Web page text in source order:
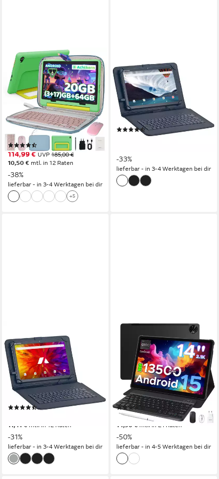
BUFO
10 Zoll Android 16,
24(3+21)GB RAM+64GB,
1280x800 HD IPS, Kinder
Tablet
10 Zoll Bildschirmdiagonale
64 GB Speichergröße
1280x800 px
Bildschirmauflösung
114,99 € UVP 185,00 €
10,50 € mtl. in 12 Raten
-38%
lieferbar - in 3-4 Werktagen bei dir
+5
A151T Full-HD, LTE+WLAN
Tablet mit Tastatur Tablet
10.1 Zoll
Bildschirmdiagonale
128 GB Speichergröße
1920 x 1200 px Bildschirmauflösung
Produktdatenblatt
(307)
-33%
lieferbar - in 3-4 Werktagen bei dir
A131T Tablet mit Tastatur,
LTE+WLAN, Performance
T616 Prozessor Tablet
10,1 Zoll Bildschirmdiagonale
128 GB Speichergröße
1280 x 800 px Bildschirmauflösung
(395)
11,41 € mtl. in 12 Raten
-31%
lieferbar - in 3-4 Werktagen bei dir
2026 DOOGEE TabE3Max 14
zoll Tablet mit Tastatur
13500mAh 4G SIM Tablet
14 Zoll Bildschirmdiagonale
256 GB Speichergröße
2160 x 1440 px Bildschirmauflösung
(21)
299,99 € UVP599,00 €
14,90 € mtl. in 24 Raten
-50%
lieferbar - in 4-5 Werktagen bei dir